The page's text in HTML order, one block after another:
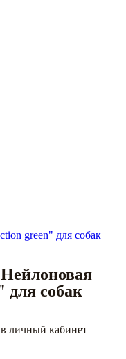
green" для собак
собак
личный кабинет